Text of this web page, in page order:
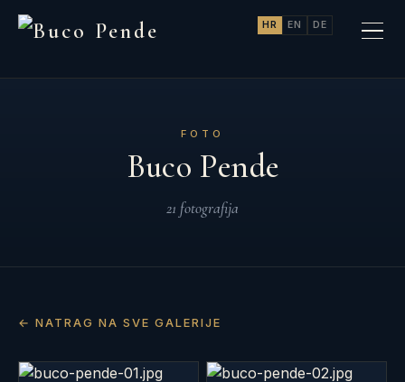
HR EN DE
FOTO
Buco Pende
21 fotografija
← NATRAG NA SVE GALERIJE